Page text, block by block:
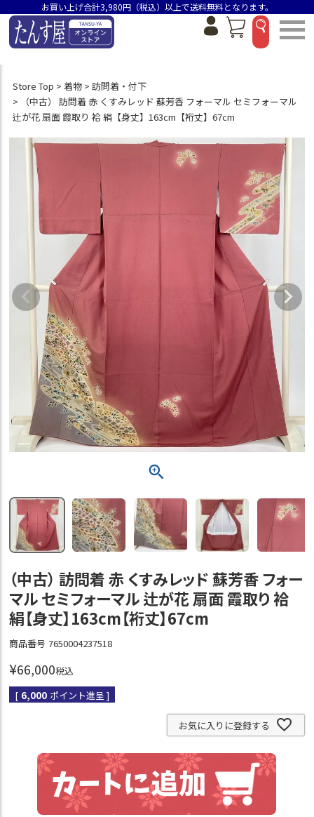
お買い上げ合計3,980円（税込）以上で送料無料となります。
Store Top 着物
訪問着・付下
（中古） 訪問着 赤 くすみレッド 蘇芳香 フォーマル セミフォーマル
辻が花 扇面 霞取り 袷 絹【身丈】163cm【裄丈】67cm
（中古） 訪問着 赤 くすみレッド 蘇芳香 フォー
マル セミフォーマル 辻が花 扇面 霞取り 袷
絹【身丈】163cm【裄丈】67cm
商品番号 7650004237518
¥66,000税込
[ 6,000 ポイント進呈 ]
お気に入りに登録する